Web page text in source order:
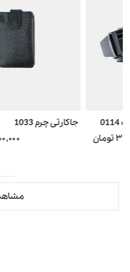
جاکارتی چرم 1033
۱,۶۰۰,۰۰۰ تومان